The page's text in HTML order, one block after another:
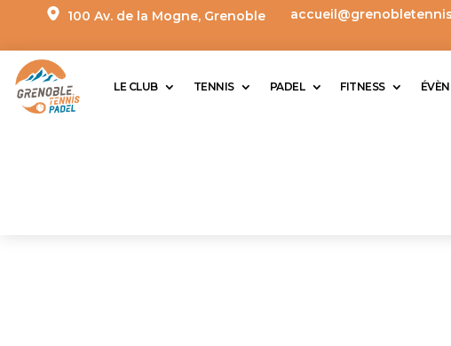
100 Av. de la Mogne, Grenoble
LE CLUB TENNIS PADEL FITNESS